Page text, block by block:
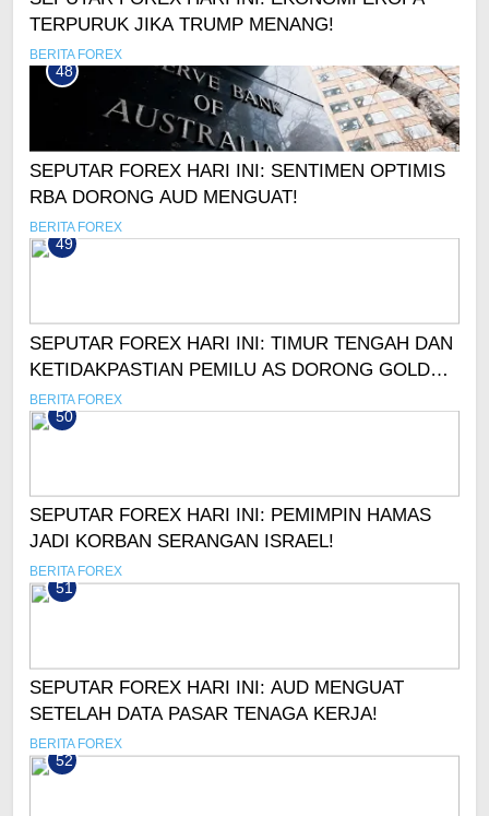
TERPURUK JIKA TRUMP MENANG!
BERITA FOREX
48
SEPUTAR FOREX HARI INI: SENTIMEN OPTIMIS
RBA DORONG AUD MENGUAT!
BERITA FOREX
49
SEPUTAR FOREX HARI INI: TIMUR TENGAH DAN
KETIDAKPASTIAN PEMILU AS DORONG GOLD
CAPAI ATH LAGI!
BERITA FOREX
50
SEPUTAR FOREX HARI INI: PEMIMPIN HAMAS
JADI KORBAN SERANGAN ISRAEL!
BERITA FOREX
51
SEPUTAR FOREX HARI INI: AUD MENGUAT
SETELAH DATA PASAR TENAGA KERJA!
BERITA FOREX
52